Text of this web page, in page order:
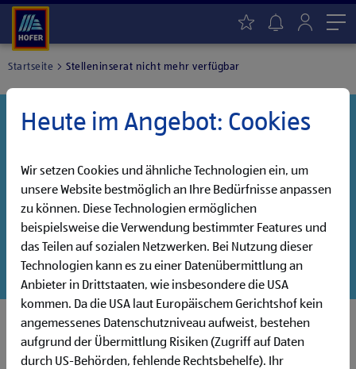
Startseite Stelleninserat nicht mehr verfügbar
haben noch weitere Jobs, die auf dich warten!
Danke für dein Interesse!
Entdecke unsere offenen Jobs oder abonniere deinen
persönlichen Jobalarm:
Jobsuche Jobalarm
Heute im Angebot: Cookies
Wir setzen Cookies und ähnliche Technologien ein, um
unsere Website bestmöglich an Ihre Bedürfnisse anpassen
zu können. Diese Technologien ermöglichen
beispielsweise die Verwendung bestimmter Features und
das Teilen auf sozialen Netzwerken. Bei Nutzung dieser
Technologien kann es zu einer Datenübermittlung an
Anbieter in Drittstaaten, wie insbesondere die USA
kommen. Da die USA laut Europäischem Gerichtshof kein
angemessenes Datenschutzniveau aufweist, bestehen
aufgrund der Übermittlung Risiken (Zugriff auf Daten
durch US-Behörden, fehlende Rechtsbehelfe). Ihr